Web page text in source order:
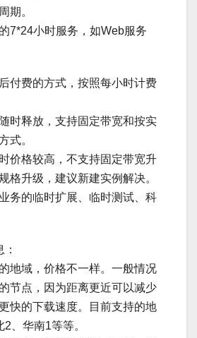
期。
7*24小时服务，如Web服务
付费的方式，按照每小时计费
时释放，支持固定带宽和按实
式。
价格较高，不支持固定带宽升
格升级，建议新建实例解决。
务的临时扩展、临时测试、科
地域，价格不一样。一般情况
节点，因为距离更近可以减少
快的下载速度。目前支持的地
、华南1等等。